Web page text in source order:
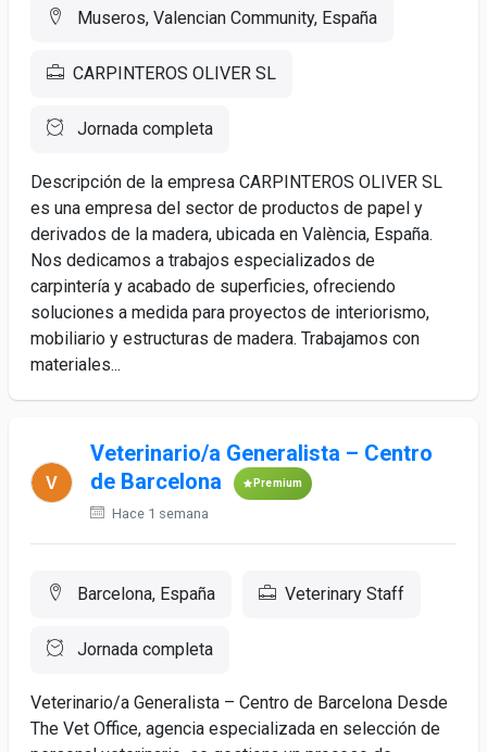
Museros, Valencian Community, España
CARPINTEROS OLIVER SL
Jornada completa
Descripción de la empresa CARPINTEROS OLIVER SL
es una empresa del sector de productos de papel y
derivados de la madera, ubicada en València, España.
Nos dedicamos a trabajos especializados de
carpintería y acabado de superficies, ofreciendo
soluciones a medida para proyectos de interiorismo,
mobiliario y estructuras de madera. Trabajamos con
materiales...
Veterinario/a Generalista – Centro
de Barcelona
Premium
Hace 1 semana
Barcelona, España Veterinary Staff
Jornada completa
Veterinario/a Generalista – Centro de Barcelona Desde
The Vet Office, agencia especializada en selección de